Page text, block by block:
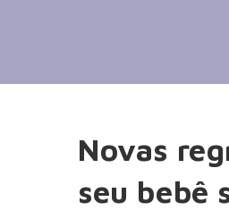
Novas
seu bebê